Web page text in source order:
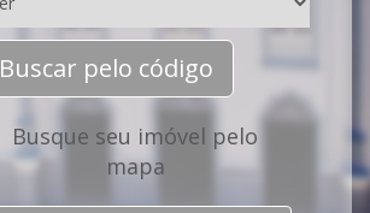
Buscar pelo código
Busque seu imóvel pelo
mapa